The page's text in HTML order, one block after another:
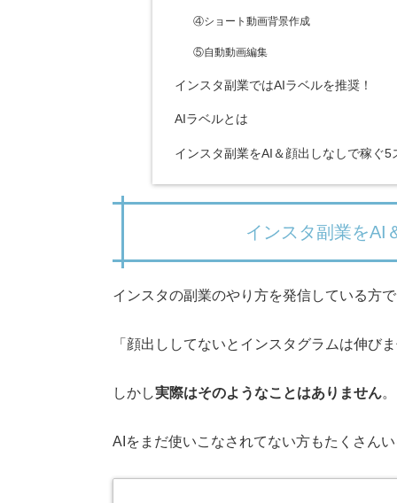
④ショート動画背景作成
⑤自動動画編集
インスタ副業ではAIラベルを推奨！
AIラベルとは
インスタ副業をAI＆顔出しなしで稼ぐ5
インスタ副業をAI
インスタの副業のやり方を発信している方
「顔出ししてないとインスタグラムは伸び
しかし実際はそのようなことはありません
AIをまだ使いこなされてない方もたくさん